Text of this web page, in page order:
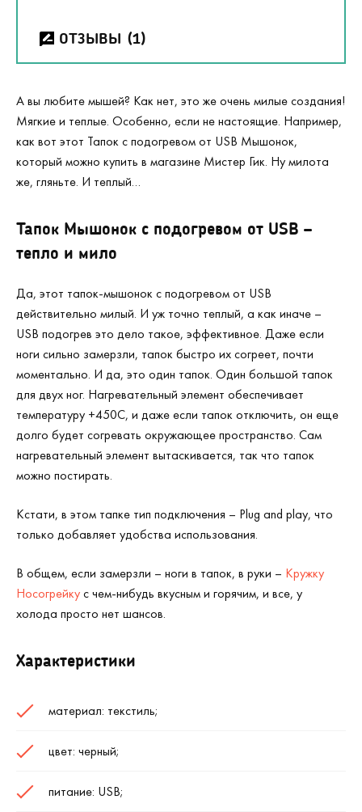
ОТЗЫВЫ (1)
А вы любите мышей? Как нет, это же очень милые создания!
Мягкие и теплые. Особенно, если не настоящие. Например,
как вот этот Тапок с подогревом от USB Мышонок,
который можно купить в магазине Мистер Гик. Ну милота
же, гляньте. И теплый…
Тапок Мышонок с подогревом от USB –
тепло и мило
Да, этот тапок-мышонок с подогревом от USB
действительно милый. И уж точно теплый, а как иначе –
USB подогрев это дело такое, эффективное. Даже если
ноги сильно замерзли, тапок быстро их согреет, почти
моментально. И да, это один тапок. Один большой тапок
для двух ног. Нагревательный элемент обеспечивает
температуру +450С, и даже если тапок отключить, он еще
долго будет согревать окружающее пространство. Сам
нагревательный элемент вытаскивается, так что тапок
можно постирать.
Кстати, в этом тапке тип подключения – Plug and play, что
только добавляет удобства использования.
В общем, если замерзли – ноги в тапок, в руки – Кружку
Носогрейкус чем-нибудь вкусным и горячим, и все, у
холода просто нет шансов.
Характеристики
материал: текстиль;
цвет: черный;
питание: USB;